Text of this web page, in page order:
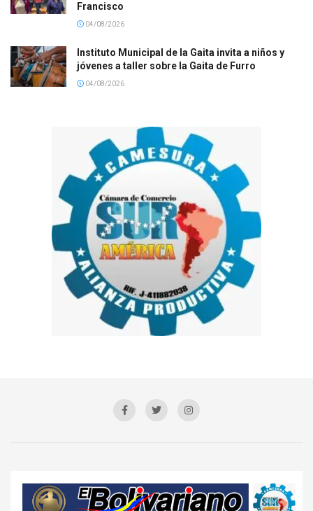
Francisco
04/08/2026
Instituto Municipal de la Gaita invita a niños y
jóvenes a taller sobre la Gaita de Furro
04/08/2026